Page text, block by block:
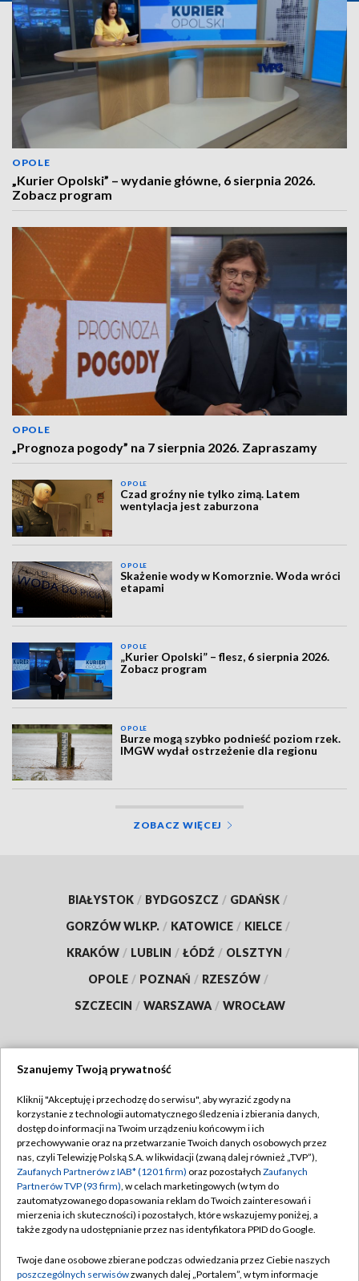
OPOLE
„Kurier Opolski” – wydanie główne, 6 sierpnia 2026.
Zobacz program
OPOLE
„Prognoza pogody” na 7 sierpnia 2026. Zapraszamy
OPOLE
Czad groźny nie tylko zimą. Latem
wentylacja jest zaburzona
OPOLE
Skażenie wody w Komorznie. Woda wróci
etapami
OPOLE
„Kurier Opolski” – flesz, 6 sierpnia 2026.
Zobacz program
OPOLE
Burze mogą szybko podnieść poziom rzek.
IMGW wydał ostrzeżenie dla regionu
ZOBACZ WIĘCEJ
BIAŁYSTOK / BYDGOSZCZ / GDAŃSK /
GORZÓW WLKP. / KATOWICE / KIELCE /
KRAKÓW / LUBLIN / ŁÓDŹ / OLSZTYN /
OPOLE / POZNAŃ / RZESZÓW /
SZCZECIN / WARSZAWA / WROCŁAW
TVP
Abonament TVP
Emisja w TVP
Centrum informacji TVP
Naziemna Telewizja Cyfrowa
Rada Programowa
Regulamin TVP
Polityka prywatności
Moje zgody
Pomoc
Kontakt
Szanujemy Twoją prywatność
Kliknij "Akceptuję i przechodzę do serwisu", aby wyrazić zgody na
korzystanie z technologii automatycznego śledzenia i zbierania danych,
dostęp do informacji na Twoim urządzeniu końcowym i ich
przechowywanie oraz na przetwarzanie Twoich danych osobowych przez
nas, czyli Telewizję Polską S.A. w likwidacji (zwaną dalej również „TVP”),
Zaufanych Partnerów z IAB* (1201 firm) oraz pozostałych Zaufanych
Partnerów TVP (93 firm), w celach marketingowych (w tym do
zautomatyzowanego dopasowania reklam do Twoich zainteresowań i
mierzenia ich skuteczności) i pozostałych, które wskazujemy poniżej, a
także zgody na udostępnianie przez nas identyfikatora PPID do Google.
Twoje dane osobowe zbierane podczas odwiedzania przez Ciebie naszych
poszczególnych serwisówzwanych dalej „Portalem”, w tym informacje